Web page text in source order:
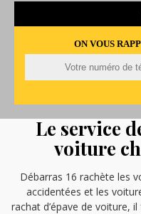
ON VOUS
Le service
voiture
Débarras 16 rachète les
accidentées et les
rachat d’épave de voiture,